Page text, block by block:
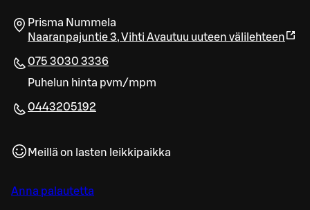
Prisma Nummela
Naaranpajuntie 3,Vihti Avautuu uuteen välilehteen
075 3030 3336
Puhelun hinta pvm/mpm
0443205192
Meillä on lasten leikkipaikka
Anna palautetta